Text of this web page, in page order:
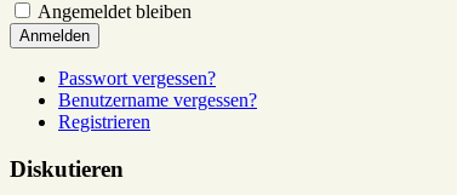
Angemeldet bleiben
Anmelden
Passwort vergessen?
Benutzername vergessen?
Registrieren
Diskutieren